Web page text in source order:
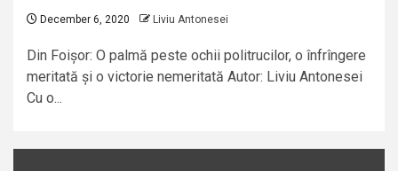
December 6, 2020 Liviu Antonesei
Din Foișor: O palmă peste ochii politrucilor, o înfrîngere
meritată și o victorie nemeritată Autor: Liviu Antonesei
Cu o...